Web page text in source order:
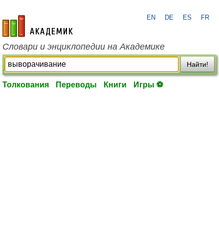
academic.ru
EN DE ES FR
Словари и энциклопедии на Академике
Найти!
Толкования Переводы Книги Игры ⚽